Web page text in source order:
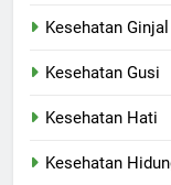
Kesehatan Ginjal
Kesehatan Gusi
Kesehatan Hati
Kesehatan